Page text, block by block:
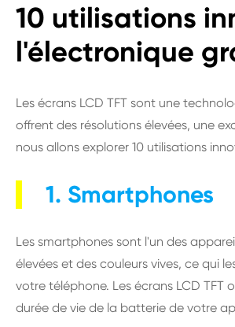
10 utilisations
l'électronique
Les écrans LCD TFT sont une
offrent des résolutions élevées, une
nous allons explorer 10 utilisations
1. Smartphones
Les smartphones sont l'un des
élevées et des couleurs vives, ce qui
votre téléphone. Les écrans LCD
durée de vie de la batterie de votre